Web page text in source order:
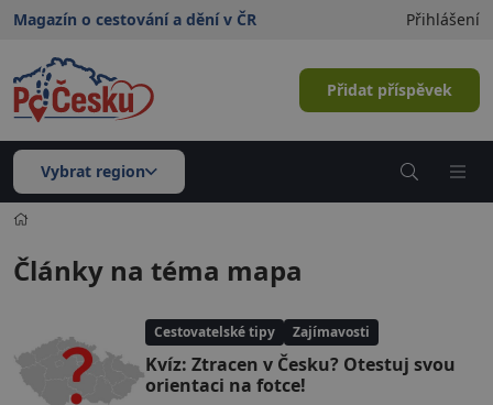
Magazín o cestování a dění v ČR Přihlášení
Přidat příspěvek
Vybrat region
Články na téma mapa
Cestovatelské tipy Zajímavosti
Kvíz: Ztracen v Česku? Otestuj svou
orientaci na fotce!